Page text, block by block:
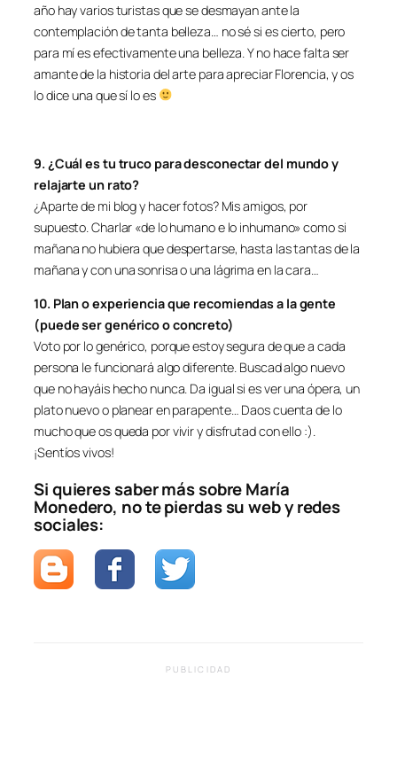
año hay varios turistas que se desmayan ante la
contemplación de tanta belleza… no sé si es cierto, pero
para mí es efectivamente una belleza. Y no hace falta ser
amante de la historia del arte para apreciar Florencia, y os
lo dice una que sí lo es
9. ¿Cuál es tu truco para desconectar del mundo y
relajarte un rato?
¿Aparte de mi blog y hacer fotos? Mis amigos, por
supuesto. Charlar «de lo humano e lo inhumano» como si
mañana no hubiera que despertarse, hasta las tantas de la
mañana y con una sonrisa o una lágrima en la cara…
10. Plan o experiencia que recomiendas a la gente
(puede ser genérico o concreto)
Voto por lo genérico, porque estoy segura de que a cada
persona le funcionará algo diferente. Buscad algo nuevo
que no hayáis hecho nunca. Da igual si es ver una ópera, un
plato nuevo o planear en parapente… Daos cuenta de lo
mucho que os queda por vivir y disfrutad con ello :).
¡Sentíos vivos!
Si quieres saber más sobre María
Monedero, no te pierdas su web y redes
sociales:
PUBLICIDAD